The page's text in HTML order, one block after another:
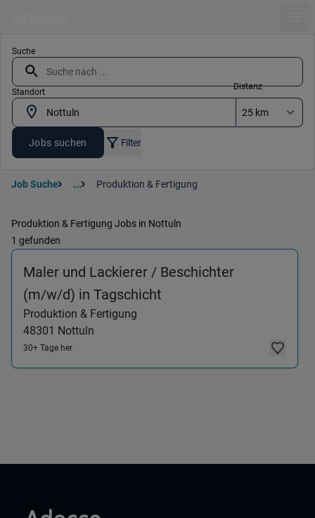
Suche
Standort
Distanz
Jobs suchen Filter
Job Suche ... Produktion & Fertigung
Produktion & Fertigung Jobs in Nottuln
1 gefunden
Maler und Lackierer / Beschichter
(m/w/d) in Tagschicht
Produktion & Fertigung
48301 Nottuln
30+ Tage her